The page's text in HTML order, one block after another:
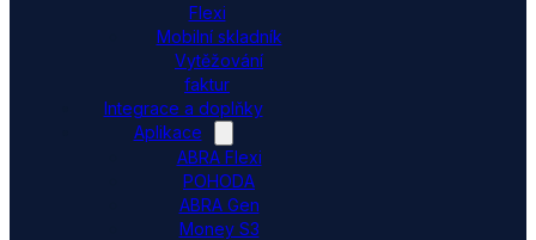
Flexi
Mobilní skladník
Vytěžování
faktur
Integrace a doplňky
Aplikace
ABRA Flexi
POHODA
ABRA Gen
Money S3